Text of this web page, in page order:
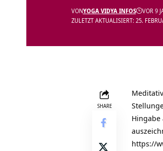
ZULETZT AKTUALISIERT: 25.
VONYOGA VIDYA INFOS VOR 9
SHARE
Hingabe
https://